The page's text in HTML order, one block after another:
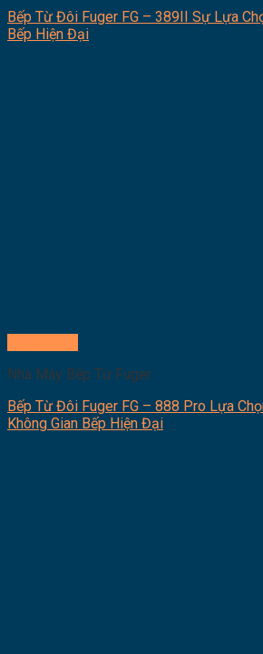
Bếp Từ Đôi Fuger FG – 389II Sự Lựa
Bếp Hiện Đại
Nhà Máy Bếp Từ Fuger
Bếp Từ Đôi Fuger FG – 888 Pro Lựa
Không Gian Bếp Hiện Đại